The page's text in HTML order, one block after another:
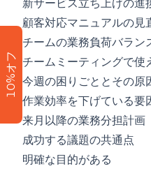
新サービス立ち上げの進
顧客対応マニュアルの見
チームの業務負荷バラン
チームミーティングで使
今週の困りごととその原
作業効率を下げている要
来月以降の業務分担計画
成功する議題の共通点
明確な目的がある
10%オフ